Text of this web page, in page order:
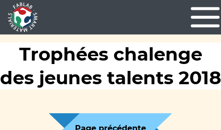
Trophées chalenge
des jeunes talents 2018
Page précédente